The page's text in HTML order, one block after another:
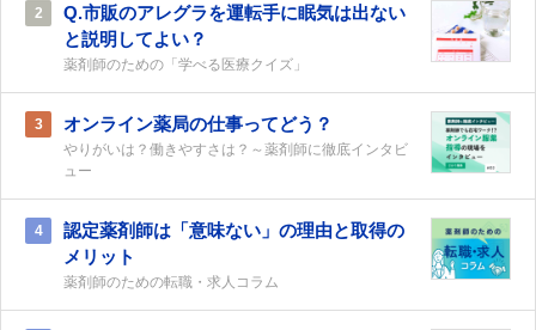
2
Q.市販のアレグラを運転手に眠気は出ない
と説明してよい？
薬剤師のための「学べる医療クイズ」
3 オンライン薬局の仕事ってどう？
やりがいは？働きやすさは？～薬剤師に徹底インタビ
ュー
4
認定薬剤師は「意味ない」の理由と取得の
メリット
薬剤師のための転職・求人コラム